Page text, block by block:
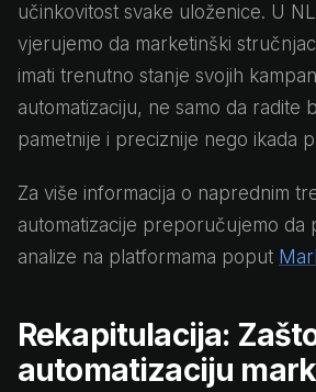
učinkovitost svake uloženice. U
vjerujemo da marketinški
imati trenutno stanje svojih
automatizaciju, ne samo da radite
pametnije i preciznije nego ikada
Za više informacija o naprednim
automatizacije preporučujemo da
analize na platformama poput
Rekapitulacija:
automatizaciju